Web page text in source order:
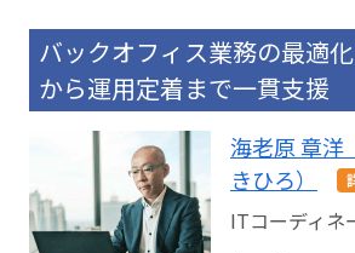
バックオフィス業務の最適
から運用定着まで一貫支援
海老原 章洋
きひろ）
ITコーディネ